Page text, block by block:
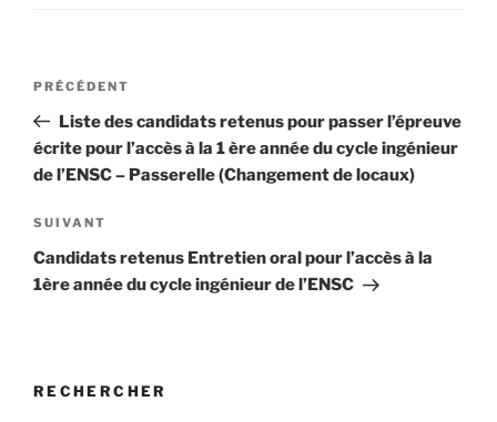
Navigation
l’article
Article
précédent
PRÉCÉDENT
Liste des candidats retenus pour passer l’épreuve
écrite pour l’accès à la 1 ère année du cycle ingénieur
de l’ENSC – Passerelle (Changement de locaux)
Article
suivant
SUIVANT
Candidats retenus Entretien oral pour l’accès à la
1ère année du cycle ingénieur de l’ENSC
RECHERCHER